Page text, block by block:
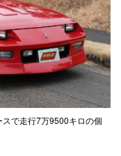
で走行7万9500キロの個